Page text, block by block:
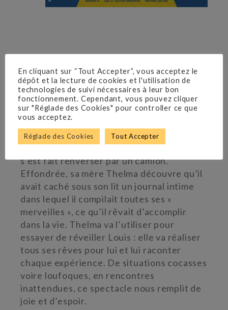
Julien Sandrel
Adaptation de Jean-
Philippe Daguerre
Louis, 13 ans, est dans le coma depuis qu’il
s’est fait renverser par un camion.
Effondrée, sa mère Thelma découvre qu’il
avait caché sous son lit un journal intime
dans lequel il compilait toutes ses «
merveilles », ce qu’il rêvait d’accomplir
dans la vie. Thelma va l’utiliser pour
essayer de réveiller Louis : elle va réaliser
tous ses rêves pour lui et lui raconter
chaque expérience. De situations cocasses
voire loufoques, en rencontres
inattendues, ce spectacle nous remplit de
joie et d’espoir.
En cliquant sur “Tout Accepter”, vous acceptez le
dépôt et la lecture de cookies et l'utilisation de
technologies de suivi nécessaires à leur bon
fonctionnement. Cependant, vous pouvez cliquer
sur "Réglade des Cookies" pour controller ce que
vous acceptez.
Réglade des Cookies Tout Accepter